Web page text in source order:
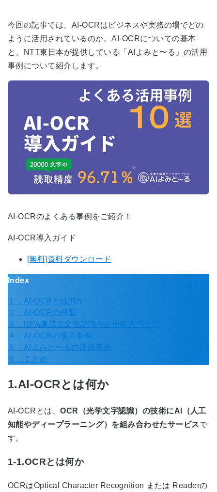
今回の記事では、AI-OCRはビジネスや実務の場でどの
ように活用されているのか。AI-OCRについての基本
と、
NTT東日本が提供している「 AI よみと〜る」の活用
事例について紹介します。
AI-OCRのよくある事例をご紹介！
AI-OCR導入ガイド
[無料]資料ダウンロード
Index
１．AI-OCRとは何か
２．AI-OCRの種類
３．RPA連携で文字認識から自動入力まで
４．AI-OCRの導入事例
５．AIよみと〜るの活用事例
６．まとめ
1.AI-OCRとは何か
AI-OCR とは、OCR（光学文字認識）の技術にAI（人工
知能やディープラーニング）を組み合わせたサービスで
す。
1-1.OCRとは何か
OCRはOptical Character Recognition または Readerの